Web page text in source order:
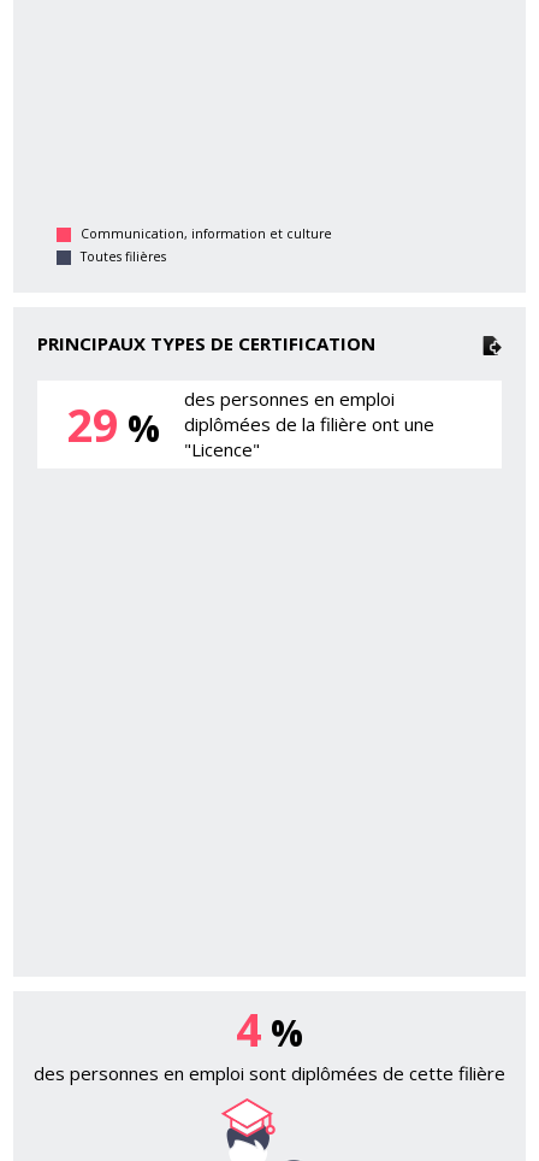
Communication, information et culture
Toutes filières
PRINCIPAUX TYPES DE CERTIFICATION
29 %
des personnes en emploi
diplômées de la filière ont une
"Licence"
4 %
des personnes en emploi sont diplômées de cette filière